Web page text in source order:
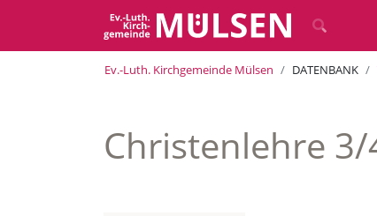
Ev.-Luth. Kirchgemeinde Mülsen DATENBANK
Christenlehre 3/